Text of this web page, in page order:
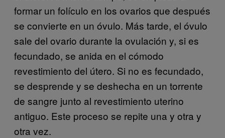
formar un folículo en los ovarios que después
se convierte en un óvulo. Más tarde, el óvulo
sale del ovario durante la ovulación y, si es
fecundado, se anida en el cómodo
revestimiento del útero. Si no es fecundado,
se desprende y se deshecha en un torrente
de sangre junto al revestimiento uterino
antiguo. Este proceso se repite una y otra y
otra vez.